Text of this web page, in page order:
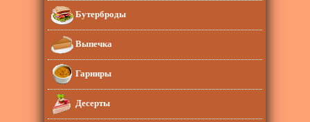
Бутерброды
Выпечка
Гарниры
Десерты